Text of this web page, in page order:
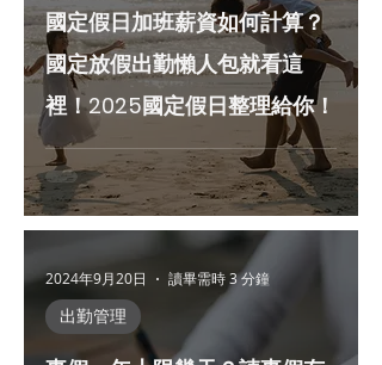
國定假日加班薪資如何計算？
國定放假出勤懶人包就看這
裡！2025國定假日整理給你！
出勤管理
2024年9月20日 讀畢需時 3 分鐘